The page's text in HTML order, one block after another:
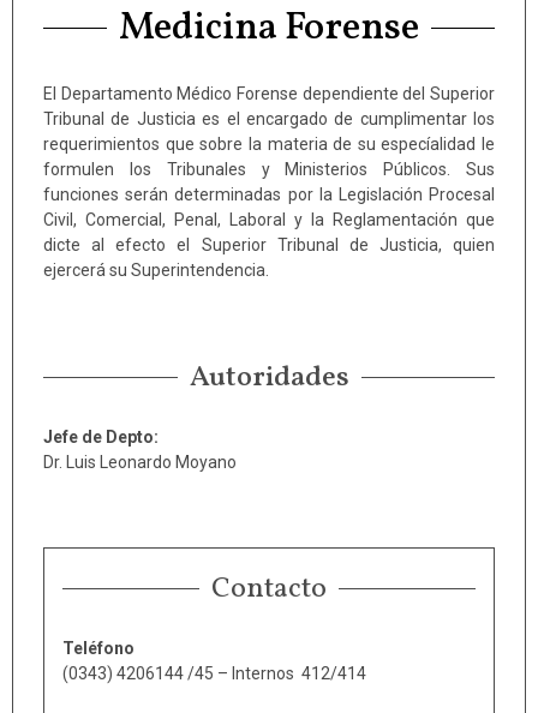
Medicina Forense
El Departamento Médico Forense dependiente del Superior
Tribunal de Justicia es el encargado de cumplimentar los
requerimientos que sobre la materia de su especíalidad le
formulen los Tribunales y Ministerios Públicos. Sus
funciones serán determinadas por la Legislación Procesal
Civil, Comercial, Penal, Laboral y la Reglamentación que
dicte al efecto el Superior Tribunal de Justicia, quien
ejercerá su Superintendencia.
Autoridades
Jefe de Depto:
Dr. Luis Leonardo Moyano
Contacto
Teléfono
(0343) 4206144 /45 – Internos 412/414